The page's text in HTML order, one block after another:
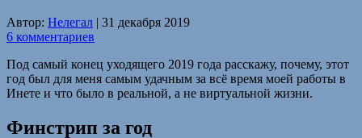
Автор: Нелегал | 31 декабря 2019
6 комментариев
Под самый конец уходящего 2019 года расскажу, почему, этот
год был для меня самым удачным за всё время моей работы в
Инете и что было в реальной, а не виртуальной жизни.
Финстрип за год